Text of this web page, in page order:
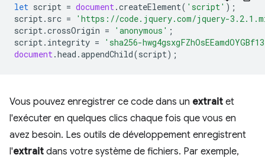
let script = document.createElement( 'script' );
script. src =
'https://code.jquery.com/jquery-
script.crossOrigin = 'anonymous' ;
script. integrity =
'sha256-
document.head .appendChild(script);
Vous pouvez enregistrer ce code dans un extrait et
l'exécuter en quelques clics chaque fois que vous en
avez besoin. Les outils de développement enregistrent
l'extrait dans votre système de fichiers. Par exemple,